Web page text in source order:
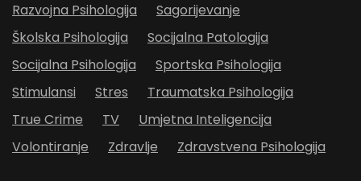
Razvojna Psihologija
Sagorijevanje
Školska Psihologija
Socijalna Patologija
Socijalna Psihologija
Sportska Psihologija
Stimulansi
Stres
Traumatska Psihologija
True Crime
TV
Umjetna Inteligencija
Volontiranje
Zdravlje Zdravstvena Psihologija